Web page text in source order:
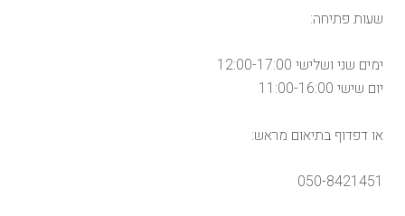
שעות פתיחה:
ימים שני ושלישי 12:00-17:00
יום שישי 11:00-16:00
או דפדוף בתיאום מראש:
050-8421451